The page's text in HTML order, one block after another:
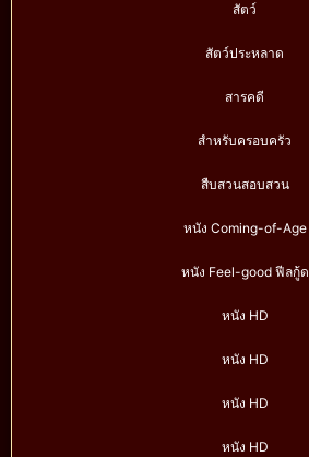
สัตว์
สัตว์ประหลาด
สารคดี
สำหรับครอบครัว
สืบสวนสอบสวน
หนัง Coming-of-Age
หนัง Feel-good ฟีลกู้ด
หนัง HD
หนัง HD
หนัง HD
หนัง HD